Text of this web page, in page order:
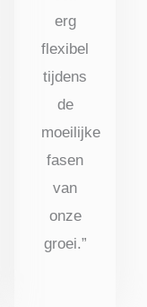
erg
flexibel
tijdens
de
moeilijke
fasen
van
onze
groei.”